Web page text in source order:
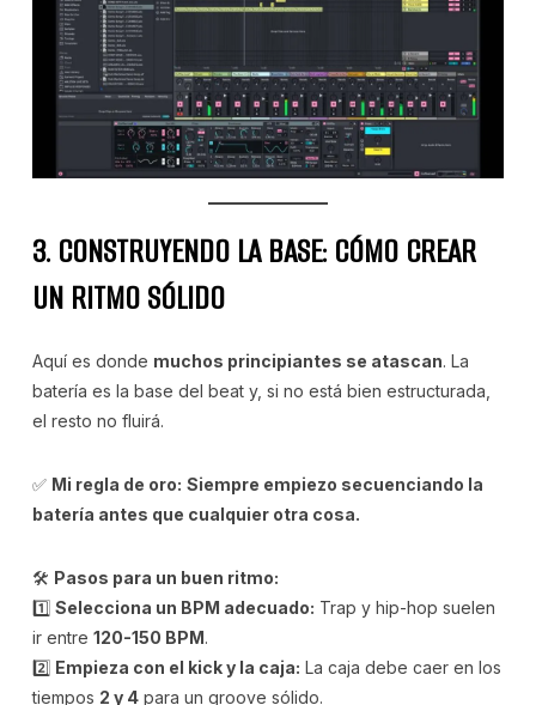
3. CONSTRUYENDO LA BASE: CÓMO CREAR
UN RITMO SÓLIDO
Aquí es donde muchos principiantes se atascan. La
batería es la base del beat y, si no está bien estructurada,
el resto no fluirá.
✅ Mi regla de oro: Siempre empiezo secuenciando la
batería antes que cualquier otra cosa.
🛠 Pasos para un buen ritmo:
1️⃣ Selecciona un BPM adecuado: Trap y hip-hop suelen
ir entre 120-150 BPM.
2️⃣ Empieza con el kick y la caja: La caja debe caer en los
tiempos 2 y 4para un groove sólido.